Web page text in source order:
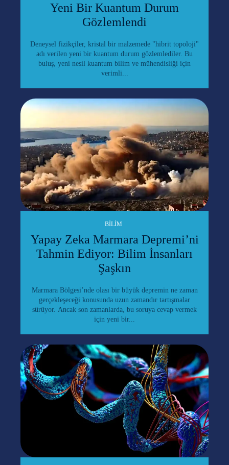
Yeni Bir Kuantum Durum
Gözlemlendi
Deneysel fizikçiler, kristal bir malzemede "hibrit topoloji"
adı verilen yeni bir kuantum durum gözlemlediler. Bu
buluş, yeni nesil kuantum bilim ve mühendisliği için
verimli...
BILIM
Yapay Zeka Marmara Depremi’ni
Tahmin Ediyor: Bilim İnsanları
Şaşkın
Marmara Bölgesi’nde olası bir büyük depremin ne zaman
gerçekleşeceği konusunda uzun zamandır tartışmalar
sürüyor. Ancak son zamanlarda, bu soruya cevap vermek
için yeni bir...